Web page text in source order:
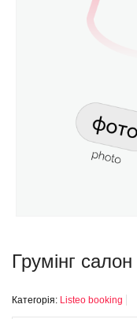
Грумінг
Категорія: Listeo booking